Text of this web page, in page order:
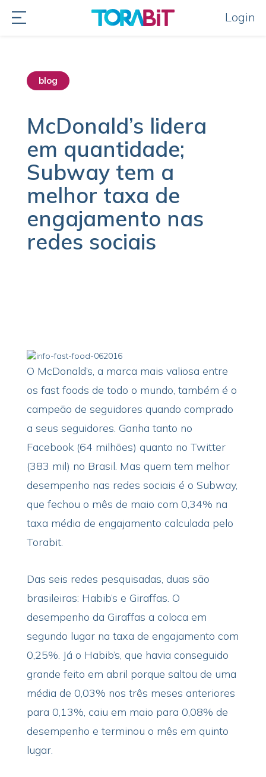
Login
blog
McDonald’s lidera
em quantidade;
Subway tem a
melhor taxa de
engajamento nas
redes sociais
O McDonald’s, a marca mais valiosa entre
os fast foods de todo o mundo, também é o
campeão de seguidores quando comprado
a seus seguidores. Ganha tanto no
Facebook (64 milhões) quanto no Twitter
(383 mil) no Brasil. Mas quem tem melhor
desempenho nas redes sociais é o Subway,
que fechou o mês de maio com 0,34% na
taxa média de engajamento calculada pelo
Torabit.
Das seis redes pesquisadas, duas são
brasileiras: Habib’s e Giraffas. O
desempenho da Giraffas a coloca em
segundo lugar na taxa de engajamento com
0,25%. Já o Habib’s, que havia conseguido
grande feito em abril porque saltou de uma
média de 0,03% nos três meses anteriores
para 0,13%, caiu em maio para 0,08% de
desempenho e terminou o mês em quinto
lugar.